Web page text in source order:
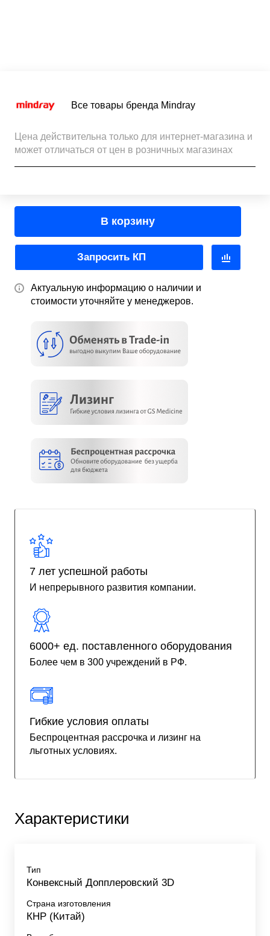
Все товары бренда Mindray
Цена действительна только для интернет-магазина и
может отличаться от цен в розничных магазинах
В корзину
Запросить КП
Актуальную информацию о наличии и
стоимости уточняйте у менеджеров.
7 лет успешной работы
И непрерывного развития компании.
6000+ ед. поставленного оборудования
Более чем в 300 учреждений в РФ.
Гибкие условия оплаты
Беспроцентная рассрочка и лизинг на
льготных условиях.
Характеристики
Тип
Конвексный Допплеровский 3D
Страна изготовления
КНР (Китай)